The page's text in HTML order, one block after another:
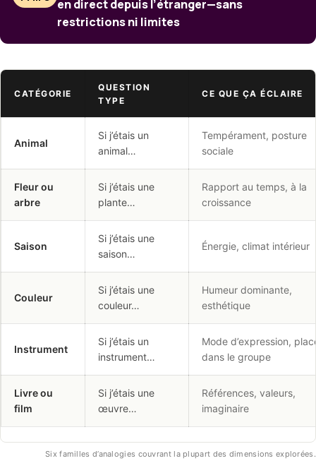
en direct depuis l’étranger—sans
restrictions ni limites
CATÉGORIE
QUESTION
TYPE
CE QUE ÇA ÉCLAIRE
Animal
Si j’étais un
animal…
Tempérament, posture
sociale
Fleur ou
arbre
Si j’étais une
plante…
Rapport au temps, à la
croissance
Saison
Si j’étais une
saison…
Énergie, climat intérieur
Couleur
Si j’étais une
couleur…
Humeur dominante,
esthétique
Instrument
Si j’étais un
instrument…
Mode d’expression,
dans le groupe
Livre ou
film
Si j’étais une
œuvre…
Références, valeurs,
imaginaire
Six familles d’analogies couvrant la plupart des dimensions explorées.